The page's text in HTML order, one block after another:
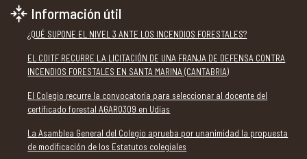
Información útil
¿QUÉ SUPONE EL NIVEL 3 ANTE LOS INCENDIOS FORESTALES?
EL COITF RECURRE LA LICITACIÓN DE UNA FRANJA DE DEFENSA CONTRA
INCENDIOS FORESTALES EN SANTA MARINA (CANTABRIA)
El Colegio recurre la convocatoria para seleccionar al docente del
certificado forestal AGAR0309 en Udías
La Asamblea General del Colegio aprueba por unanimidad la propuesta
de modificación de los Estatutos colegiales